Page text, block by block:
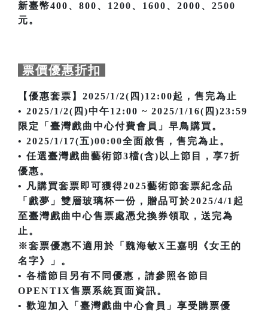
新臺幣400、800、1200、1600、2000、2500
元。
票價優惠折扣
【優惠套票】2025/1/2(四)12:00起，售完為止
• 2025/1/2(四)中午12:00 ~ 2025/1/16(四)23:59
限定「臺灣戲曲中心付費會員」早鳥購買。
• 2025/1/17(五)00:00全面啟售，售完為止。
• 任選臺灣戲曲藝術節3檔(含)以上節目，享7折
優惠。
• 凡購買套票即可獲得2025藝術節套票紀念品
「戲夢」雙層玻璃杯一份，贈品可於2025/4/1起
至臺灣戲曲中心售票處憑兌換券領取，送完為
止。
※套票優惠不適用於「魏海敏X王嘉明《女王的
名字》」。
• 各檔節目另有不同優惠，請參照各節目
OPENTIX售票系統頁面資訊。
• 歡迎加入「臺灣戲曲中心會員」享受購票優